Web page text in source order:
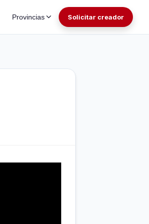
Provincias Solicitar creador